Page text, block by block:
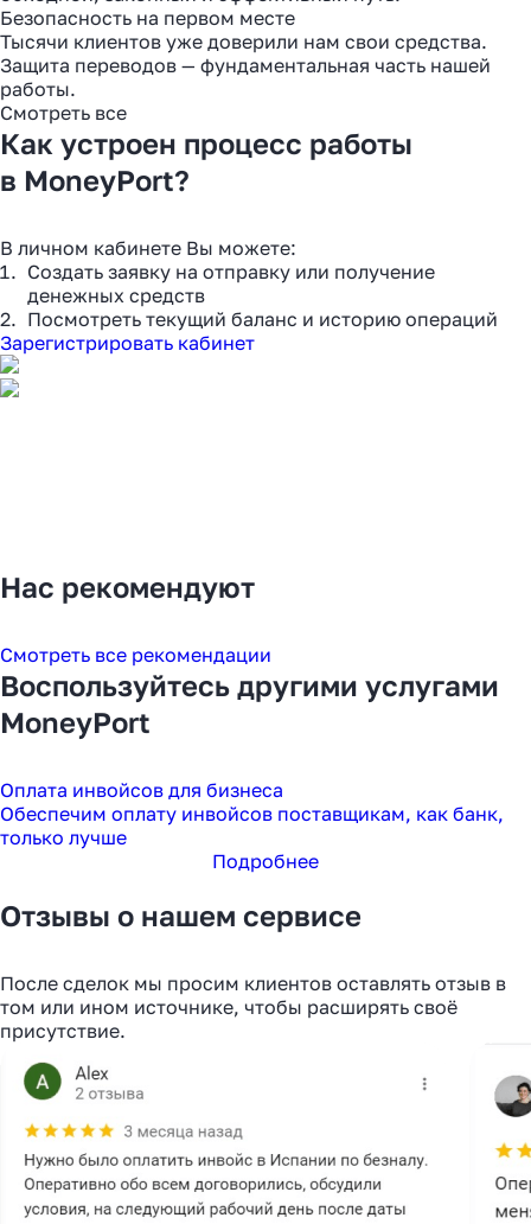
Безопасность на первом месте
Тысячи клиентов уже доверили нам свои средства.
Защита переводов — фундаментальная часть нашей
работы.
Смотреть все
Как устроен процесс работы
в MoneyPort?
В личном кабинете Вы можете:
Создать заявку на отправку или получение
денежных средств
Посмотреть текущий баланс и историю операций
Зарегистрировать кабинет
Нас рекомендуют
Смотреть все рекомендации
Воспользуйтесь другими услугами
MoneyPort
Оплата инвойсов для бизнеса
Обеспечим оплату инвойсов поставщикам, как банк,
только лучше
Подробнее
Отзывы о нашем сервисе
После сделок мы просим клиентов оставлять отзыв в
том или ином источнике, чтобы расширять своё
присутствие.